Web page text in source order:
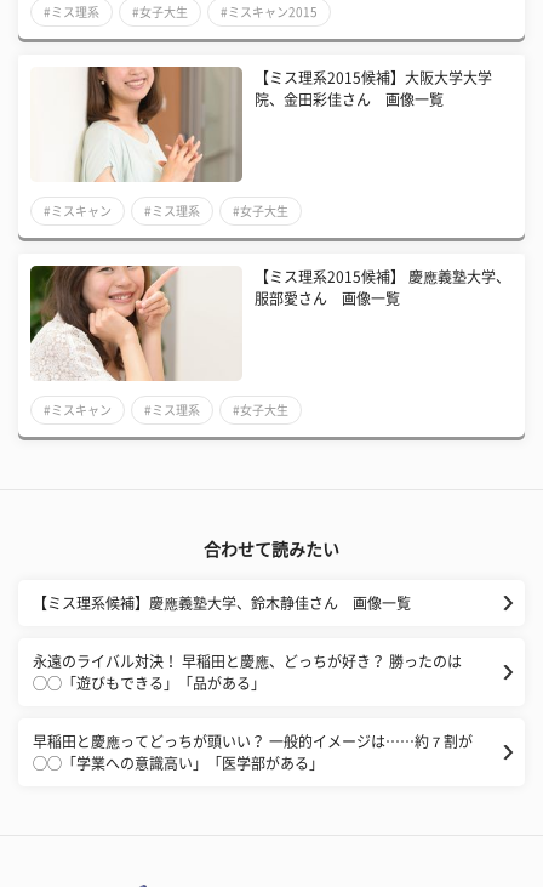
#ミス理系 #女子大生 #ミスキャン2015
【ミス理系2015候補】大阪大学大学
院、金田彩佳さん 画像一覧
#ミスキャン #ミス理系 #女子大生
【ミス理系2015候補】 慶應義塾大学、
服部愛さん 画像一覧
#ミスキャン #ミス理系 #女子大生
合わせて読みたい
【ミス理系候補】慶應義塾大学、鈴木静佳さん 画像一覧
永遠のライバル対決！ 早稲田と慶應、どっちが好き？ 勝ったのは
◯◯「遊びもできる」「品がある」
早稲田と慶應ってどっちが頭いい？ 一般的イメージは……約７割が
◯◯「学業への意識高い」「医学部がある」